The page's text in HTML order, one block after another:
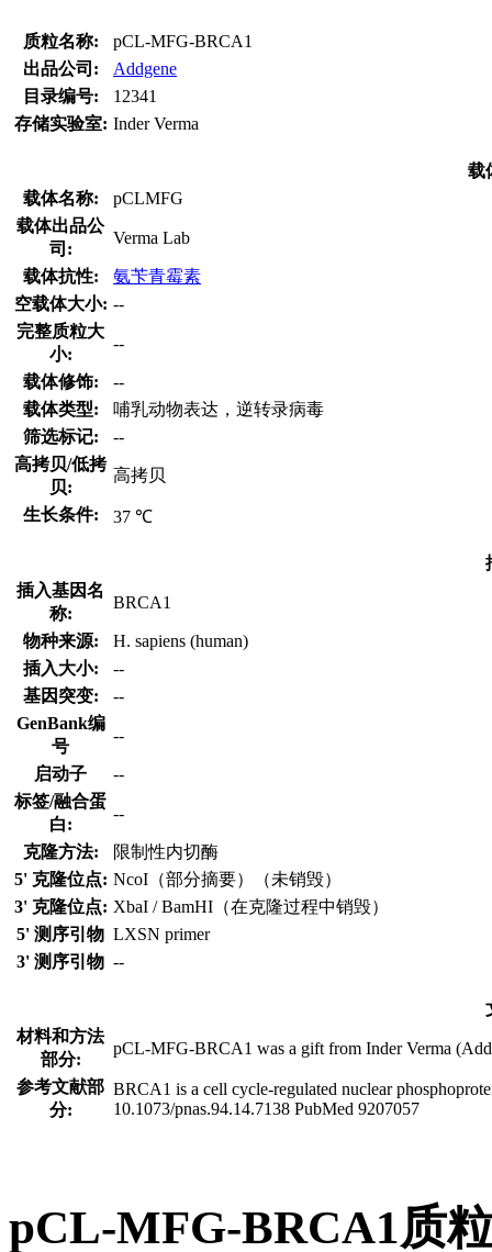
质粒名称:
pCL-MFG-BRCA1
出品公司:
Addgene
目录编号:
12341
存储实验室: Inder Verma
载
载体名称:
pCLMFG
载体出品公
司:
Verma Lab
载体抗性:
氨苄青霉素
空载体大小: --
完整质粒大
小:
--
载体修饰:
--
载体类型:
哺乳动物表达，逆转录病毒
筛选标记:
--
高拷贝/低拷
贝:
高拷贝
生长条件: 37 ℃
插入基因名
称:
BRCA1
物种来源:
H. sapiens (human)
插入大小:
--
基因突变:
--
GenBank编
号
--
启动子
--
标签/融合蛋
白:
--
克隆方法:
限制性内切酶
5' 克隆位点: NcoI（部分摘要）（未销毁）
3' 克隆位点: XbaI / BamHI（在克隆过程中销毁）
5' 测序引物 LXSN primer
3' 测序引物 --
材料和方法
部分:
pCL-MFG-BRCA1 was a gift from Inder Verma
参考文献部
分:
BRCA1 is a cell cycle-regulated nuclear
10.1073/pnas.94.14.7138 PubMed 9207057
pCL-MFG-BRCA1质